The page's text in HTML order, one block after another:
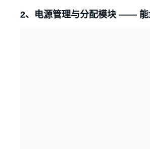
2、电源管理与分配模块 —— 能